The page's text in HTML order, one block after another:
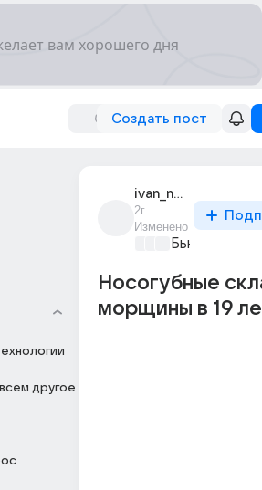
Создать пост
другое
ivan_noskov_725
2г
Изменено
Бьютилэнд
Носогубные
морщины в 19